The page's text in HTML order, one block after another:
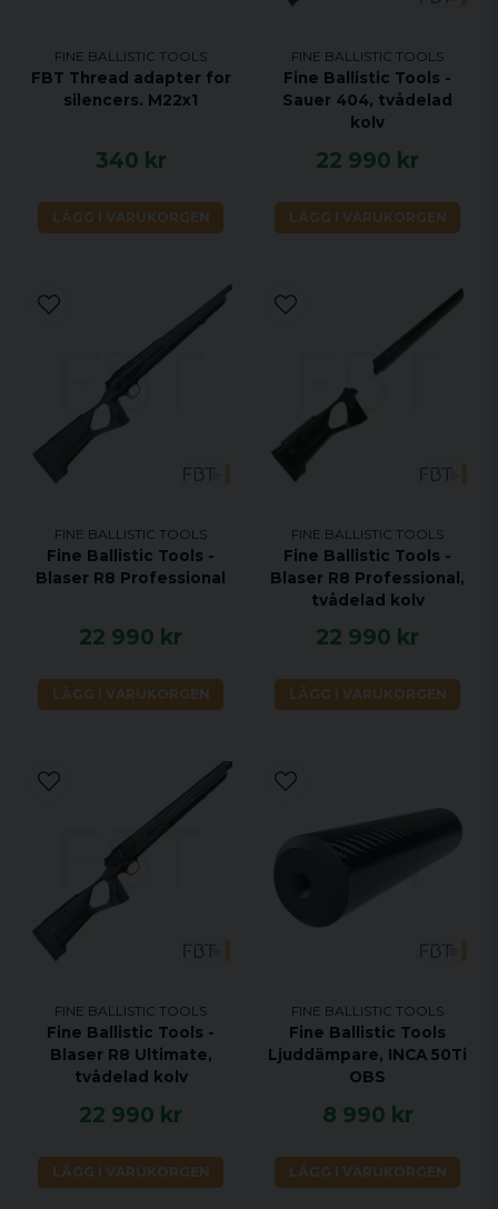
FINE BALLISTIC TOOLS
FBT Thread adapter for
silencers. M22x1
340 kr
LÄGG I VARUKORGEN
FINE BALLISTIC TOOLS
Fine Ballistic Tools -
Sauer 404, tvådelad
kolv
22 990 kr
LÄGG I VARUKORGEN
FINE BALLISTIC TOOLS
Fine Ballistic Tools -
Blaser R8 Professional
22 990 kr
LÄGG I VARUKORGEN
FINE BALLISTIC TOOLS
Fine Ballistic Tools -
Blaser R8 Professional,
tvådelad kolv
22 990 kr
LÄGG I VARUKORGEN
FINE BALLISTIC TOOLS
Fine Ballistic Tools -
Blaser R8 Ultimate,
tvådelad kolv
22 990 kr
LÄGG I VARUKORGEN
FINE BALLISTIC TOOLS
Fine Ballistic Tools
Ljuddämpare, INCA 50Ti
OBS
8 990 kr
LÄGG I VARUKORGEN